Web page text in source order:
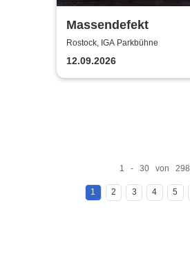
Massendefekt
Rostock, IGA Parkbühne
12.09.2026
1 - 30 von 298
1 2 3 4 5